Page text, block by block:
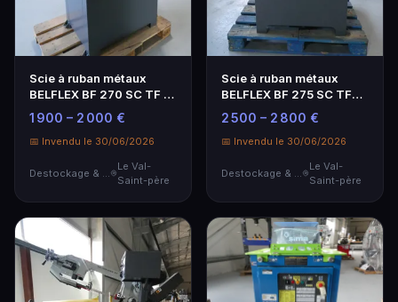
Scie à ruban métaux
BELFLEX BF 270 SC TF -
Performance et
Précision
1 900 – 2 000 €
📅 Invendu le 30/06/2026
Destockage & Invendus
Le Val-
Saint-père
Scie à ruban métaux
BELFLEX BF 275 SC TF
PRO - Neuf
2 500 – 2 800 €
📅 Invendu le 30/06/2026
Destockage & Invendus
Le Val-
Saint-père